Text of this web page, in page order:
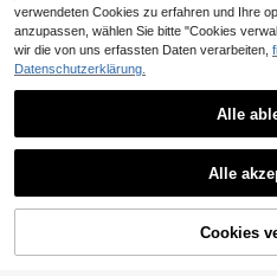
17
Dazy SPICE
ges figurbetontes Casual Elegant St
rick-Top mit Bootsausschnitt und H
albarm, Herbst/Winter
ZUM
verwendeten Cookies zu erfahren und Ihre
anzupassen, wählen Sie bitte "Cookies
wir die von uns erfassten Daten verarbeiten,
Datenschutzerklärung.
Alle
Alle
Cookies